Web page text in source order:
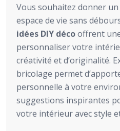
Vous souhaitez donner
espace de vie sans
idées DIY décooffrent
personnaliser votre
créativité et d’originalité.
bricolage permet
personnelle à votre
suggestions inspirantes
votre intérieur avec style